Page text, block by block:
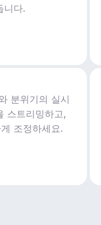
니다.
분위기의 실시
스트리밍하고,
조정하세요.